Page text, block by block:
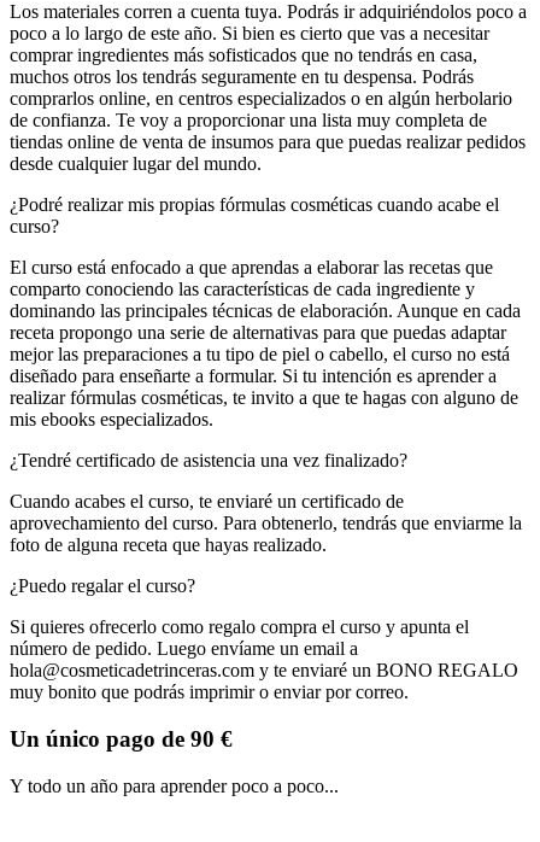
Los materiales corren a cuenta tuya. Podrás ir adquiriéndolos poco a
poco a lo largo de este año. Si bien es cierto que vas a necesitar
comprar ingredientes más sofisticados que no tendrás en casa,
muchos otros los tendrás seguramente en tu despensa. Podrás
comprarlos online, en centros especializados o en algún herbolario
de confianza. Te voy a proporcionar una lista muy completa de
tiendas online de venta de insumos para que puedas realizar pedidos
desde cualquier lugar del mundo.
¿Podré realizar mis propias fórmulas cosméticas cuando acabe el
curso?
El curso está enfocado a que aprendas a elaborar las recetas que
comparto conociendo las características de cada ingrediente y
dominando las principales técnicas de elaboración. Aunque en cada
receta propongo una serie de alternativas para que puedas adaptar
mejor las preparaciones a tu tipo de piel o cabello, el curso no está
diseñado para enseñarte a formular. Si tu intención es aprender a
realizar fórmulas cosméticas, te invito a que te hagas con alguno de
mis ebooks especializados.
¿Tendré certificado de asistencia una vez finalizado?
Cuando acabes el curso, te enviaré un certificado de
aprovechamiento del curso. Para obtenerlo, tendrás que enviarme la
foto de alguna receta que hayas realizado.
¿Puedo regalar el curso?
Si quieres ofrecerlo como regalo compra el curso y apunta el
número de pedido. Luego envíame un email a
hola@cosmeticadetrinceras.com y te enviaré un BONO REGALO
muy bonito que podrás imprimir o enviar por correo.
Un único pago de 90 €
Y todo un año para aprender poco a poco...